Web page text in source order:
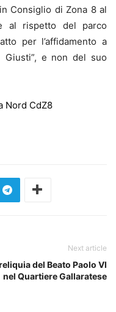
Consiglio di Zona 8 al
al rispetto del parco
per l’affidamento a
Giusti”, e non del suo
Nord CdZ8
Next article
del Beato Paolo VI
nel Quartiere Gallaratese